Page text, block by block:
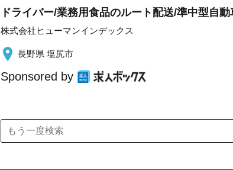
ドライバー/業務用食品のルート配送/準中型自
株式会社ヒューマンインデックス
長野県 塩尻市
Sponsored by